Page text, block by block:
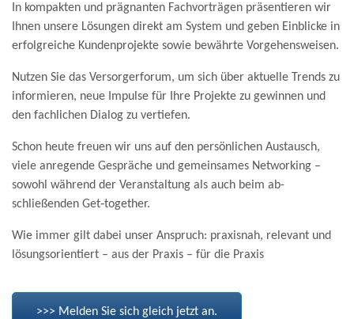
In kompakten und prägnanten Fach­vor­trägen präsen­tieren wir
Ihnen unsere Lösungen direkt am System und geben Ein­blicke in
er­folg­reiche Kunden­projekte sowie be­währte Vor­gehens­weisen.
Nutzen Sie das Ver­sorger­forum, um sich über aktuelle Trends zu
infor­mieren, neue Impulse für Ihre Projekte zu ge­winnen und
den fach­lichen Dialog zu ver­tiefen.
Schon heute freuen wir uns auf den persönlichen Aus­tausch,
viele an­regende Ge­spräche und gemein­sames Net­working –
sowohl während der Ver­anstaltung als auch beim ab­
schließenden Get‑together.
Wie immer gilt dabei unser An­spruch: praxis­nah, relevant und
lösungs­orientiert – aus der Praxis – für die Praxis
>>> Melden Sie sich gleich jetzt an.